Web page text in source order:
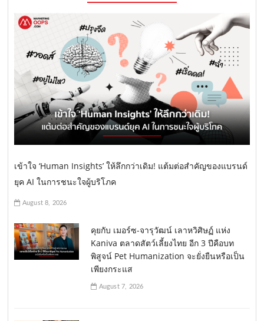
เข้าใจ ‘Human Insights’ ให้ลึกกว่าเดิม! แต้มต่อสำคัญของแบรนด์
ยุค AI ในการชนะใจผู้บริโภค
August 8, 2026
คุยกับ เมอร์ซ-จารุวัฒน์ เลาหวิศิษฏ์ แห่ง
Kaniva ตลาดสัตว์เลี้ยงไทย อีก 3 ปีคือบท
พิสูจน์ Pet Humanization จะยั่งยืนหรือเป็น
เพียงกระแส
August 7, 2026